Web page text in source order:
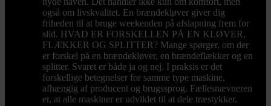
også om livskvalitet. En brændekløver giver dig
friheden til at bruge weekenden på afslapning frem for
slid. HVAD ER FORSKELLEN PÅ EN KLØVER,
FLÆKKER OG SPLITTER? Mange spørger, om der
er forskel på en brændekløver, en brændeflækker og en
splitter. Svaret er både ja og nej. I praksis er det
forskellige betegnelser for samme type maskine,
afhængig af producent og brugssprog. Fællesnævneren
er, at alle maskiner er udviklet til at dele træstykker.